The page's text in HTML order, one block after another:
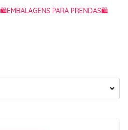
🛍️EMBALAGENS PARA PRENDAS🛍️